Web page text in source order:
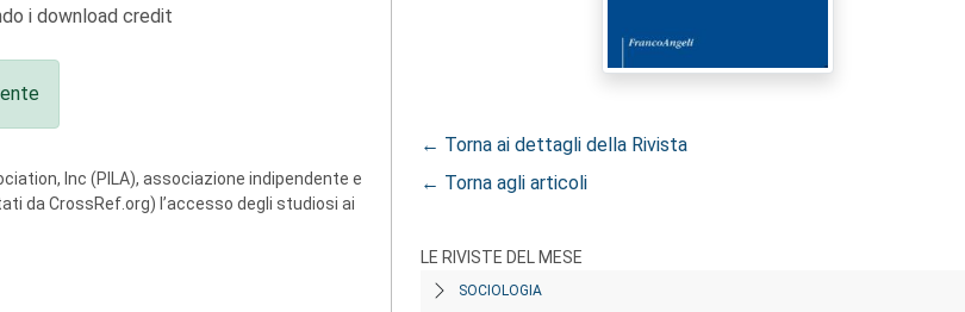
i download credit
Inc (PILA), associazione indipendente e
da CrossRef.org) l’accesso degli studiosi ai
← Torna ai dettagli della Rivista
← Torna agli articoli
LE RIVISTE DEL MESE
SOCIOLOGIA